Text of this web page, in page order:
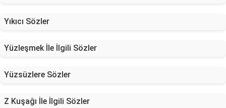
Yıkıcı Sözler
Yüzleşmek İle İlgili Sözler
Yüzsüzlere Sözler
Z Kuşağı İle İlgili Sözler